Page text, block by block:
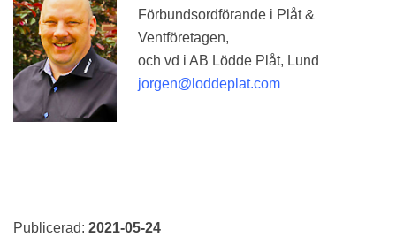
Förbundsordförande i Plåt &
Ventföretagen,
och vd i AB Lödde Plåt, Lund
jorgen@loddeplat.com
Publicerad: 2021-05-24